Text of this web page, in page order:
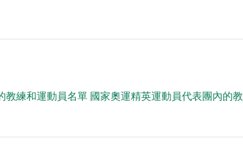
教練和運動員名單 國家奧運精英運動員代表團內的教